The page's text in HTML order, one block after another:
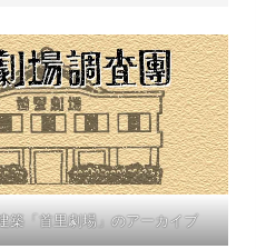
築「首里劇場」のアーカイブ